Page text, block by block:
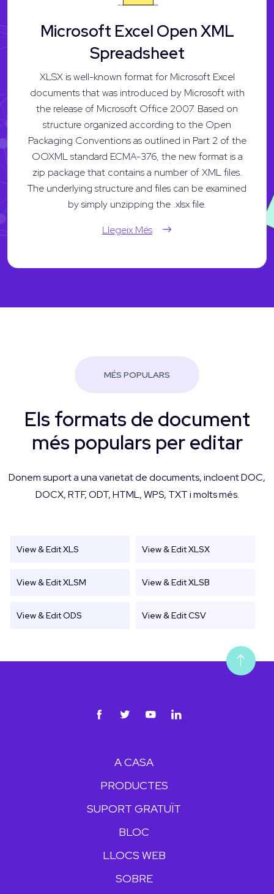
Microsoft Excel Open XML
Spreadsheet
XLSX is well-known format for Microsoft Excel
documents that was introduced by Microsoft with
the release of Microsoft Office 2007. Based on
structure organized according to the Open
Packaging Conventions as outlined in Part 2 of the
OOXML standard ECMA-376, the new format is a
zip package that contains a number of XML files.
The underlying structure and files can be examined
by simply unzipping the .xlsx file.
Llegeix Més
MÉS POPULARS
Els formats de document
més populars per editar
Donem suport a una varietat de documents, incloent DOC,
DOCX, RTF, ODT, HTML, WPS, TXT i molts més.
View & Edit XLS View & Edit XLSX
View & Edit XLSM View & Edit XLSB
View & Edit ODS View & Edit CSV
A CASA
PRODUCTES
SUPORT GRATUÏT
BLOC
LLOCS WEB
SOBRE